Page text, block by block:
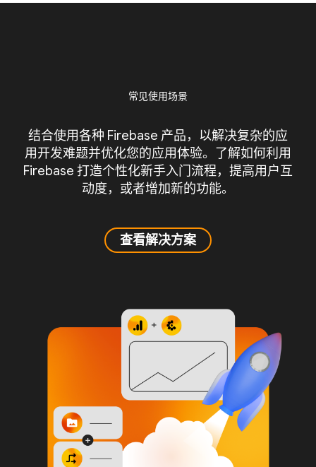
常见使用场景
结合使用各种 Firebase 产品，以解决复杂的应
用开发难题并优化您的应用体验。了解如何利用
Firebase 打造个性化新手入门流程，提高用户互
动度，或者增加新的功能。
查看解决方案